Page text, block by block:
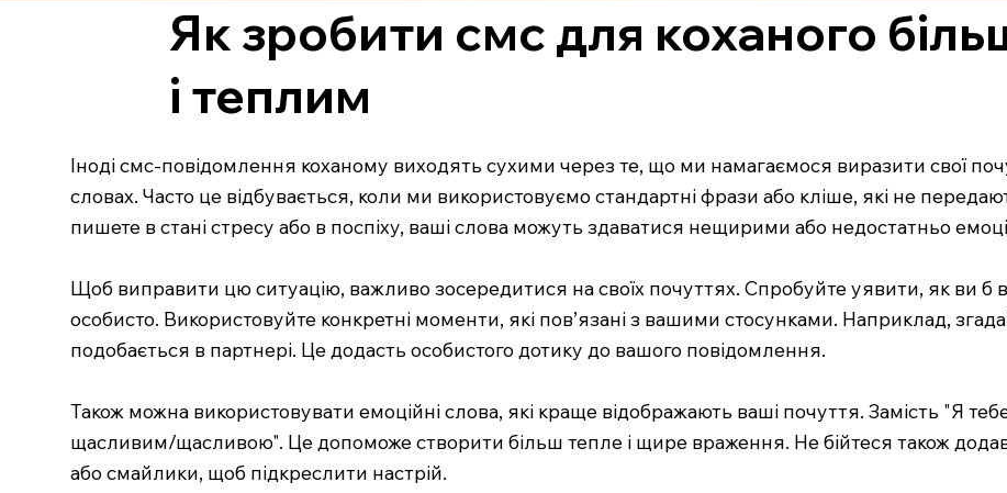
Як зробити смс для коханого
і теплим
Іноді смс-повідомлення коханому виходять сухими через те, що ми намагаємося виразити свої
словах. Часто це відбувається, коли ми використовуємо стандартні фрази або кліше, які не
пишете в стані стресу або в поспіху, ваші слова можуть здаватися нещирими або недостатньо
Щоб виправити цю ситуацію, важливо зосередитися на своїх почуттях. Спробуйте уявити, як ви б
особисто. Використовуйте конкретні моменти, які пов’язані з вашими стосунками. Наприклад,
подобається в партнері. Це додасть особистого дотику до вашого повідомлення.
Також можна використовувати емоційні слова, які краще відображають ваші почуття. Замість "Я
щасливим/щасливою". Це допоможе створити більш тепле і щире враження. Не бійтеся також
або смайлики, щоб підкреслити настрій.